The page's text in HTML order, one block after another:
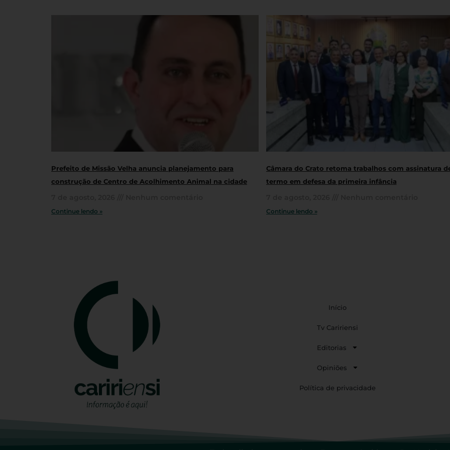
Prefeito de Missão Velha anuncia planejamento para
construção de Centro de Acolhimento Animal na cidade
Continue lendo »
Câmara do Crato retoma trabalhos com assinatura
termo em defesa da primeira infância
Continue lendo »
Início
Tv Caririensi
Editorias
Opiniões
Política de privacidade